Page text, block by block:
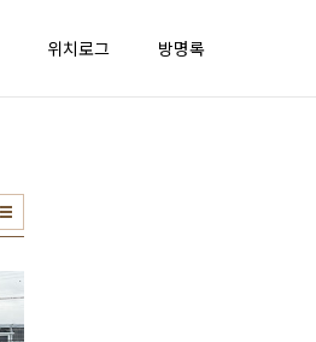
위치로그 방명록